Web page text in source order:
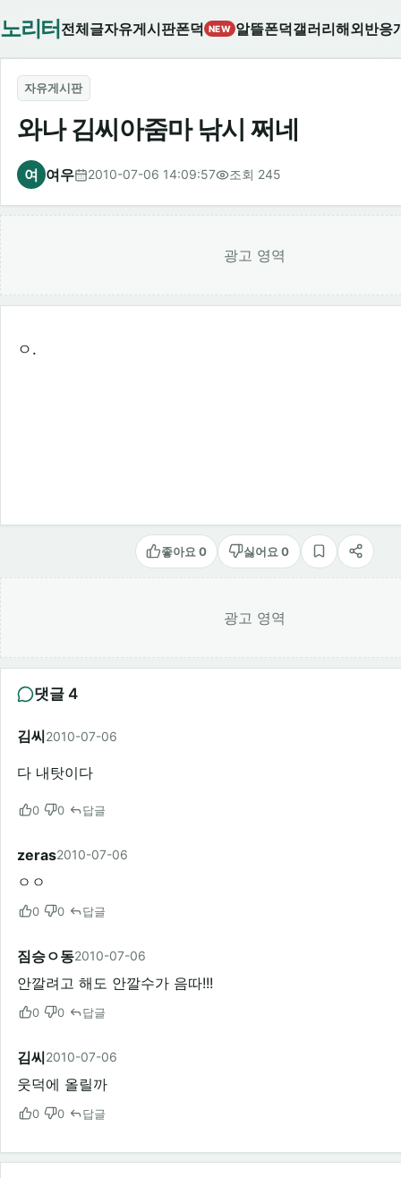
노리터 전체글자유게시판폰덕 NEW 알뜰폰덕갤러리해외반응
자유게시판
와나 김씨아줌마 낚시 쩌네
여 여우 2010-07-06 14:09:57 조회 245
광고 영역
ㅇ.
좋아요 0 싫어요 0
스크랩공유
광고 영역
댓글 4
김씨2010-07-06
다 내탓이다
0 0 답글
zeras2010-07-06
ㅇㅇ
0 0 답글
짐승ㅇ동2010-07-06
안깔려고 해도 안깔수가 음따!!!
0 0 답글
김씨2010-07-06
웃덕에 올릴까
0 0 답글